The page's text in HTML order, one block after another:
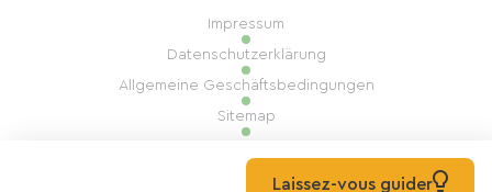
Impressum
Datenschutzerklärung
Allgemeine Geschäftsbedingungen
Sitemap
Umsetzung: Mill, PrivasLaissez-vous guider